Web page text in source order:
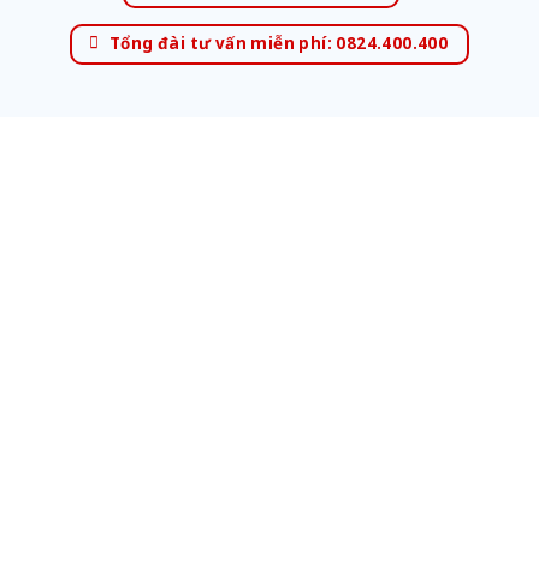
Tổng đài tư vấn miễn phí: 0824.400.400